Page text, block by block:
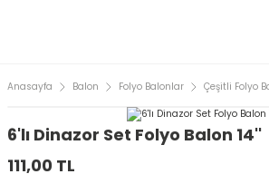
Anasayfa Balon Folyo Balonlar Çeşitli Folyo
6'lı Dinazor Set Folyo Balon 14''
111,00 TL